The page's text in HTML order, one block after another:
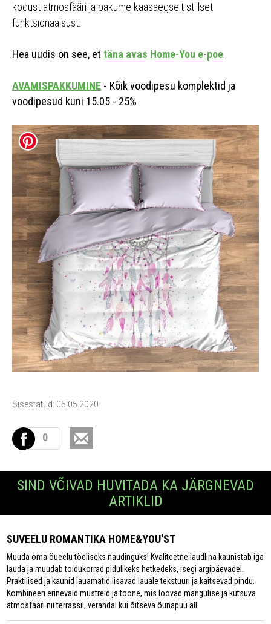
kodust atmosfääri ja pakume kaasaegselt stiilset
funktsionaalsust.
Hea uudis on see, et täna avas Home-You e-poe
AVAMISPAKKUMINE - Kõik voodipesu komplektid ja
voodipesud kuni 15.05 - 25%
Sisestatud: 05.05.2020
0
SIND VÕIVAD HUVITADA KA JÄRGNEVAD
ARTIKLID
SUVEELU ROMANTIKA HOME&YOU'ST
Muuda oma õueelu tõeliseks naudinguks! Kvaliteetne laudlina kaunistab iga
lauda ja muudab toidukorrad pidulikeks hetkedeks, isegi argipäevadel.
Praktilised ja kaunid lauamatid lisavad lauale tekstuuri ja kaitsevad pindu.
Kombineeri erinevaid mustreid ja toone, mis loovad mängulise ja kutsuva
atmosfääri nii terrassil, verandal kui õitseva õunapuu all.